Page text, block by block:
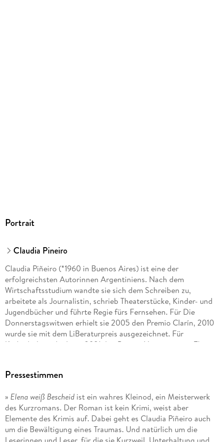
Portrait
Claudia Pineiro
Claudia Piñeiro (*1960 in Buenos Aires) ist eine der
erfolgreichsten Autorinnen Argentiniens. Nach dem
Wirtschaftsstudium wandte sie sich dem Schreiben zu,
arbeitete als Journalistin, schrieb Theaterstücke, Kinder- und
Jugendbücher und führte Regie fürs Fernsehen. Für Die
Donnerstagswitwen erhielt sie 2005 den Premio Clarín, 2010
wurde sie mit dem LiBeraturpreis ausgezeichnet. Für
Kathedralen erhielt sie 2021 den Premio Hammett, mit Elena
Pressestimmen
» Elena weiß Bescheidist ein wahres Kleinod, ein Meisterwerk
des Kurzromans. Der Roman ist kein Krimi, weist aber
Elemente des Krimis auf. Dabei geht es Claudia Piñeiro auch
um die Bewältigung eines Traumas. Und natürlich um die